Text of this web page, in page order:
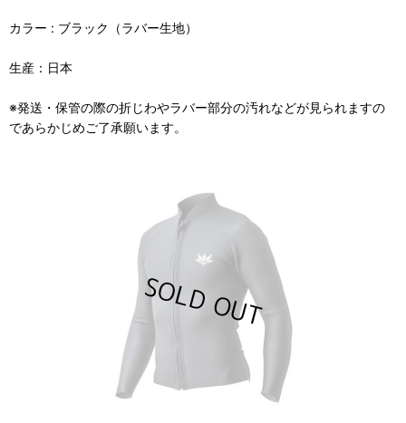
カラー : ブラック（ラバー生地）
生産：日本
※発送・保管の際の折じわやラバー部分の汚れなどが見られますの
であらかじめご了承願います。